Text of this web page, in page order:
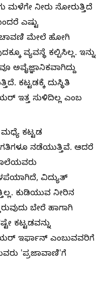
ಮಳೆಗೇ ನೀರು ಸೋರುತ್ತಿದೆ
ಎಷ್ಟು
ಚಾವಣಿ ಮೇಲೆ ಹೋಗಿ
ವ್ಯವಸ್ಥೆ ಕಲ್ಪಿಸಿಲ್ಲ. ಇನ್ನು
ಅವೈಜ್ಞಾನಿಕವಾಗಿದ್ದು
ಕಟ್ಟಡಕ್ಕೆ ದುಸ್ಥಿತಿ
ಇತ್ತ ಸುಳಿದಿಲ್ಲ ಎಂಬ
ಕಟ್ಟಡ
ನಡೆಯುತ್ತಿವೆ. ಆದರೆ
ವಿದ್ಯುತ್‌
ಕುಡಿಯುವ ನೀರಿನ
ಬೇರೆ ಹಾಗಾಗಿ
ಕಟ್ಟಡವನ್ನು
ಇರ್ಫಾನ್‌ ಎಂಬುವವರಿಗೆ
'ಪ್ರಜಾವಾಣಿ'ಗೆ